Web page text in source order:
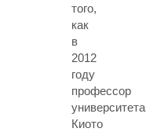
того,
как
в
2012
году
профессор
университета
Киото